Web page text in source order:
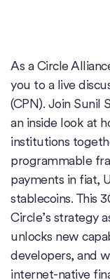
As a Circle
you to a live
(CPN). Join Sunil
an inside look at
institutions
programmable
payments in fiat,
stablecoins. This
Circle’s strategy
unlocks new
developers, and
internet-native